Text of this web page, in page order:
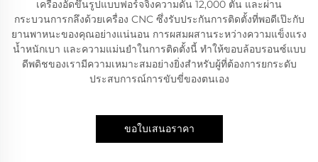
เครื่องอัดขึ้นรูปแบบฟอร์จจิ้งความดัน 12,000 ตัน และผ่าน
กระบวนการกลึงด้วยเครื่อง CNC ซึ่งรับประกันการติดตั้งที่พอดีเป๊ะกับ
ยานพาหนะของคุณอย่างแน่นอน การผสมผสานระหว่างความแข็งแรง
น้ำหนักเบา และความแม่นยำในการติดตั้งนี้ ทำให้ขอบล้อบรอนซ์แบบ
ดีพดิชของเรามีความเหมาะสมอย่างยิ่งสำหรับผู้ที่ต้องการยกระดับ
ประสบการณ์การขับขี่ของตนเอง
ขอใบเสนอราคา